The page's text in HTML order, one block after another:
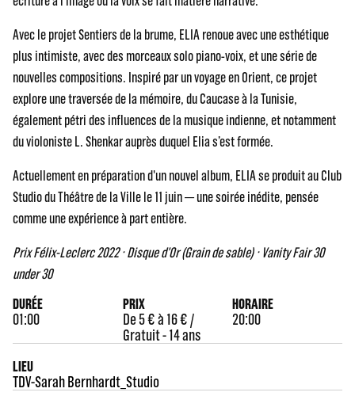
Avec le projet Sentiers de la brume, ELIA renoue avec une esthétique
plus intimiste, avec des morceaux solo piano-voix, et une série de
nouvelles compositions. Inspiré par un voyage en Orient, ce projet
explore une traversée de la mémoire, du Caucase à la Tunisie,
également pétri des influences de la musique indienne, et notamment
du violoniste L. Shenkar auprès duquel Elia s’est formée.
Actuellement en préparation d'un nouvel album, ELIA se produit au Club
Studio du Théâtre de la Ville le 11 juin — une soirée inédite, pensée
comme une expérience à part entière.
Prix Félix-Leclerc 2022 · Disque d'Or (Grain de sable) · Vanity Fair 30
under 30
DURÉE
01:00
PRIX
De 5 € à 16 € /
Gratuit - 14 ans
HORAIRE
20:00
LIEU
TDV-Sarah Bernhardt_Studio